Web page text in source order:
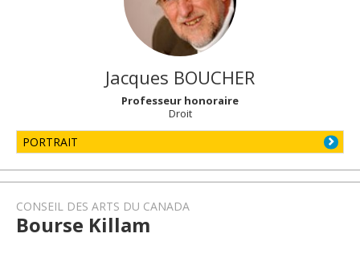
Jacques BOUCHER
Professeur honoraire
Droit
PORTRAIT
CONSEIL DES ARTS DU CANADA
Bourse Killam